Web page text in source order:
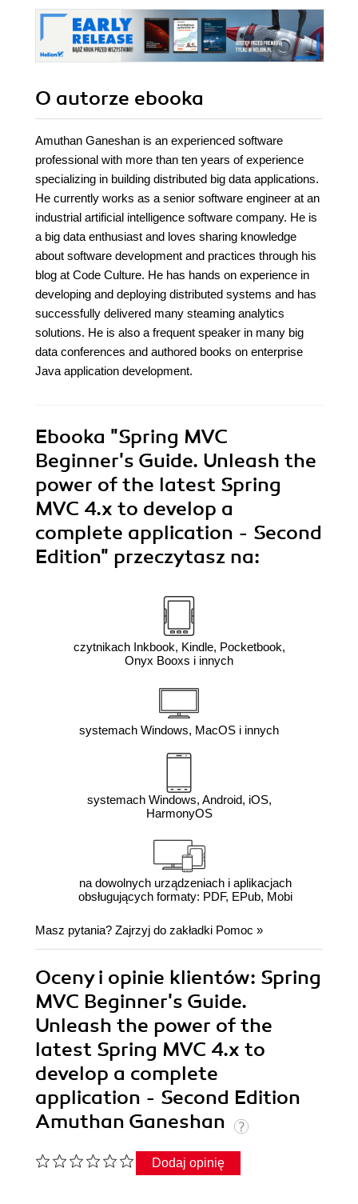
O autorze ebooka
Amuthan Ganeshan is an experienced software
professional with more than ten years of experience
specializing in building distributed big data applications.
He currently works as a senior software engineer at an
industrial artificial intelligence software company. He is
a big data enthusiast and loves sharing knowledge
about software development and practices through his
blog at Code Culture. He has hands on experience in
developing and deploying distributed systems and has
successfully delivered many steaming analytics
solutions. He is also a frequent speaker in many big
data conferences and authored books on enterprise
Java application development.
Ebooka "Spring MVC
Beginner's Guide. Unleash the
power of the latest Spring
MVC 4.x to develop a
complete application - Second
Edition" przeczytasz na:
czytnikach Inkbook, Kindle, Pocketbook,
Onyx Booxs i innych
systemach Windows, MacOS i innych
systemach Windows, Android, iOS,
HarmonyOS
na dowolnych urządzeniach i aplikacjach
obsługujących formaty: PDF, EPub, Mobi
Masz pytania? Zajrzyj do zakładki Pomoc »
Oceny i opinie klientów: Spring
MVC Beginner's Guide.
Unleash the power of the
latest Spring MVC 4.x to
develop a complete
application - Second Edition
Amuthan Ganeshan
Dodaj opinię